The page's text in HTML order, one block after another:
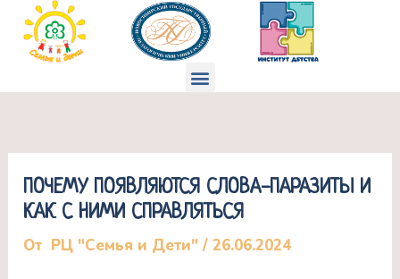
Перейти
содержимому
Меню
ПОЧЕМУ ПОЯВЛЯЮТСЯ СЛОВА-ПАРАЗИТЫ И
КАК С НИМИ СПРАВЛЯТЬСЯ
От РЦ "Семья и Дети"/26.06.2024